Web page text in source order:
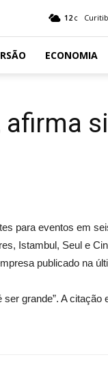
12 C
ECONOMIA
afirma
para eventos em
Istambul, Seul e
publicado na
grande”. A citação